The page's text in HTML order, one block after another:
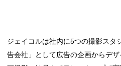
ジェイコルは社内に5つの撮影スタ
告会社」として広告の企画からデ